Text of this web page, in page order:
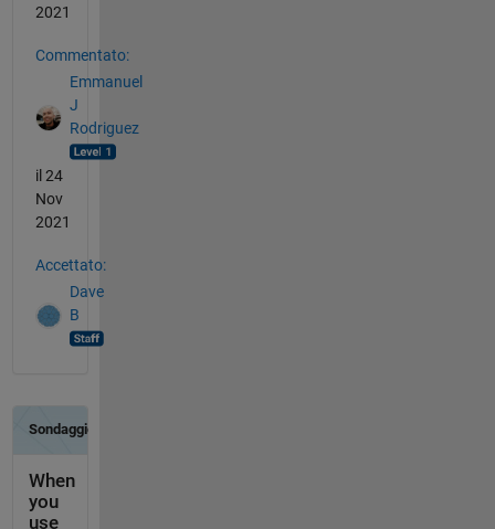
2021
Commentato:
Emmanuel
J
Rodriguez
il 24
Nov
2021
Accettato:
Dave
B